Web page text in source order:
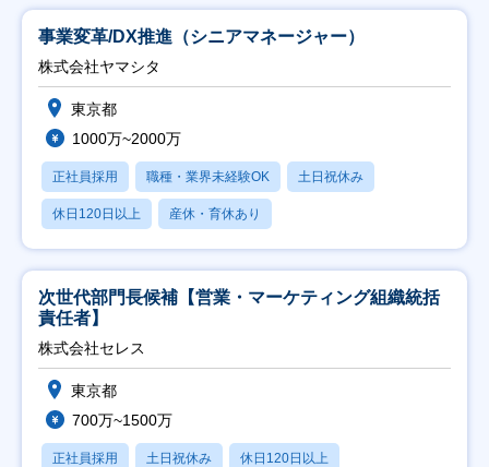
事業変革/DX推進（シニアマネージャー）
株式会社ヤマシタ
東京都
1000万~2000万
正社員採用 職種・業界未経験OK 土日祝休み
休日120日以上 産休・育休あり
次世代部門長候補【営業・マーケティング組織統括
責任者】
株式会社セレス
東京都
700万~1500万
正社員採用 土日祝休み 休日120日以上